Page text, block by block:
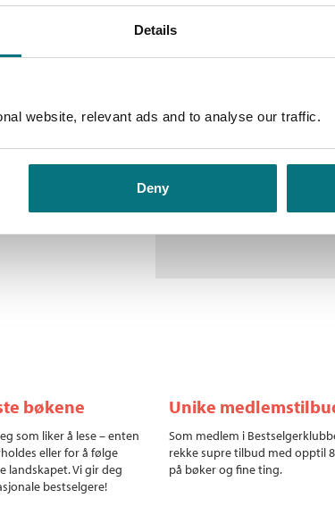
Details
website, relevant ads and to analyse our traffic.
Deny
Jacob E. Hamre:
Aslaug Schrøder-
Schrøder-Olsen:
Schrøder-Olsen:
Nielsen
Kjersti Sandal
Klausen: Oddbjørn
Sørensen, Karin
Staalesen, Dagfinn
Nils Henrik
Guttormsen
Marianne Müller
bøkene
som liker å lese – enten
eller for å følge
landskapet. Vi gir deg
bestselgere!
Unike
Som medlem i
rekke supre tilbud med opptil
på bøker og fine ting.